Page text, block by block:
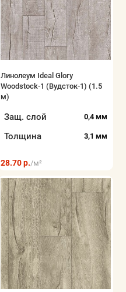
Линолеум Ideal Glory
Woodstock-1 (Вудсток-1) (1.5
м)
Защ. слой 0,4 мм
Толщина 3,1 мм
28.70 р./м²